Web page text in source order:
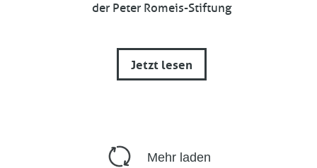
der Peter Romeis-Stiftung
Jetzt lesen
Mehr laden